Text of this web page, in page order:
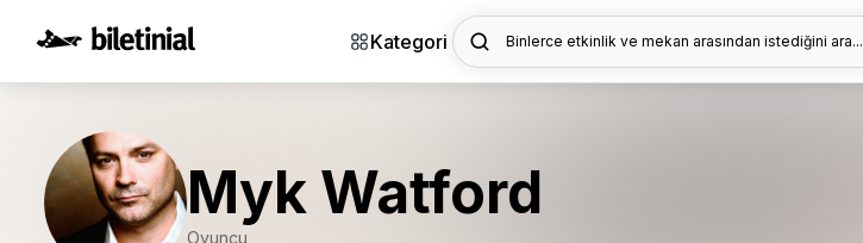
Kategori Binlerce etkinlik ve mekan arasından istediğini ara...
Myk Watford
Oyuncu